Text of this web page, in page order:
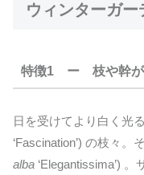
ウィンターガー
特徴1 ー 枝や幹が
日を受けてより白く光
‘Fascination’) の枝々
alba ‘Elegantissima’)